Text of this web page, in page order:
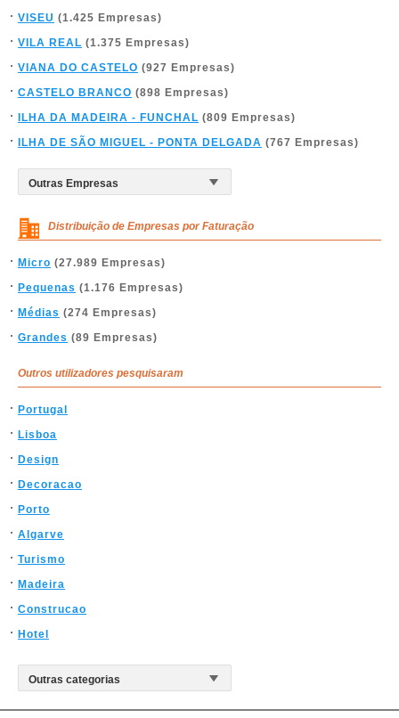
VISEU (1.425 Empresas)
VILA REAL (1.375 Empresas)
VIANA DO CASTELO (927 Empresas)
CASTELO BRANCO (898 Empresas)
ILHA DA MADEIRA - FUNCHAL (809 Empresas)
ILHA DE SÃO MIGUEL - PONTA DELGADA (767 Empresas)
Distribuição de Empresas por Faturação
Micro (27.989 Empresas)
Pequenas (1.176 Empresas)
Médias (274 Empresas)
Grandes (89 Empresas)
Outros utilizadores pesquisaram
Portugal
Lisboa
Design
Decoracao
Porto
Algarve
Turismo
Madeira
Construcao
Hotel